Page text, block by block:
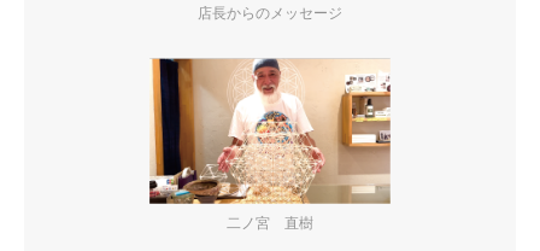
店長からのメッセージ
二ノ宮 直樹